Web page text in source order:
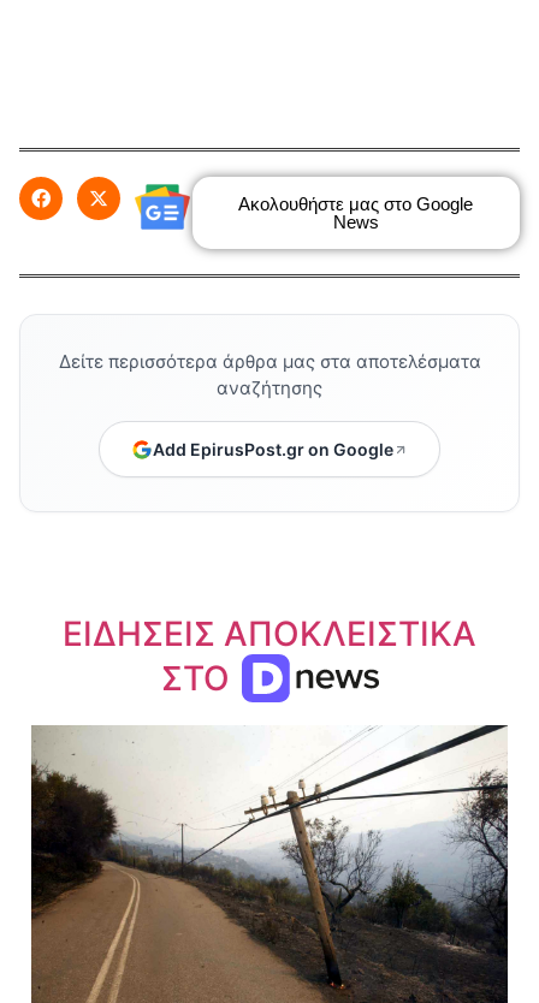
Ακολουθήστε μας στο Google
News
Δείτε περισσότερα άρθρα μας στα αποτελέσματα
αναζήτησης
Add EpirusPost.gr on Google
ΕΙΔΗΣΕΙΣ ΑΠΟΚΛΕΙΣΤΙΚΑ
ΣΤΟ